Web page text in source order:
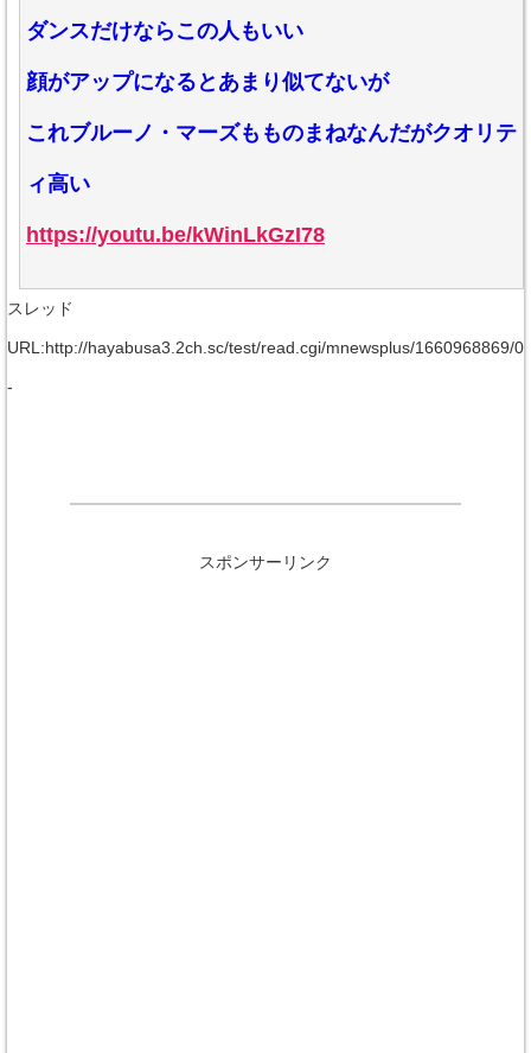
ダンスだけならこの人もいい
顔がアップになるとあまり似てないが
これブルーノ・マーズもものまねなんだがクオリテ
ィ高い
https://youtu.be/kWinLkGzI78
スレッド
URL:http://hayabusa3.2ch.sc/test/read.cgi/mnewsplus/1660968869/0
-
スポンサーリンク